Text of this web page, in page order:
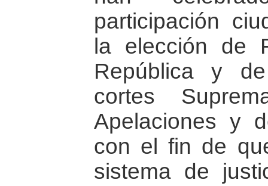
participación
la elección de
República y
cortes
Apelaciones y
con el fin de
sistema de